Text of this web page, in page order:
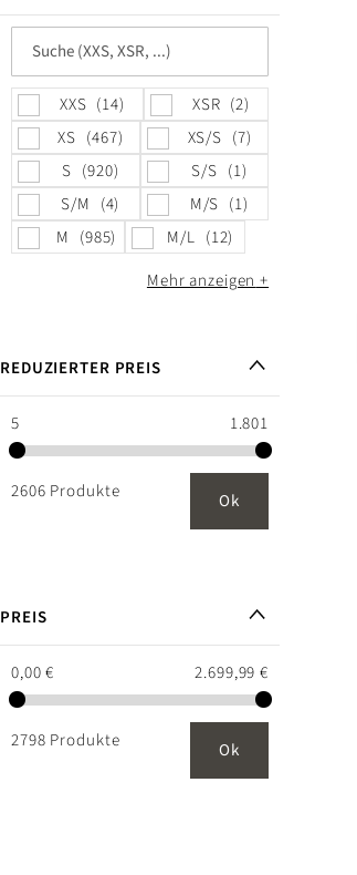
XXS 14 XSR
2
XS
467 XS/S
7
S
920 S/S
1
S/M
4 M/S
1
M
985 M/L
12
Mehr anzeigen
REDUZIERTER PREIS
5 1.801
2606 Produkte Ok
PREIS
0,00 € 2.699,99 €
2798 Produkte Ok